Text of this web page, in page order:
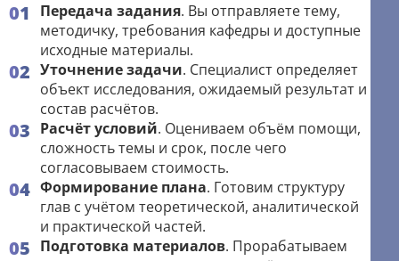
Передача задания. Вы отправляете тему,
методичку, требования кафедры и доступные
исходные материалы.
Уточнение задачи. Специалист определяет
объект исследования, ожидаемый результат и
состав расчётов.
Расчёт условий. Оцениваем объём помощи,
сложность темы и срок, после чего
согласовываем стоимость.
Формирование плана. Готовим структуру
глав с учётом теоретической, аналитической
и практической частей.
Подготовка материалов. Прорабатываем